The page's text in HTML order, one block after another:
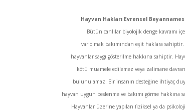
Hayvan Hakları Evrensel
Bütün canlılar biyolojik denge kavramı
var olmak bakımından eşit haklara
hayvanlar saygı gösterilme hakkına sahiptir.
kötü muamele edilemez veya zalimane
bulunulamaz. Bir insanın desteğine ihtiyaç
hayvan uygun beslenme ve bakımı görme hakkına
Hayvanlar üzerine yapılan fiziksel ya da